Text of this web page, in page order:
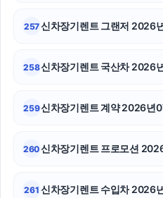
257신차장기렌트 그랜저 2026
258신차장기렌트 국산차 2026
259신차장기렌트 계약 2026년
260신차장기렌트 프로모션
261 신차장기렌트 수입차 2026